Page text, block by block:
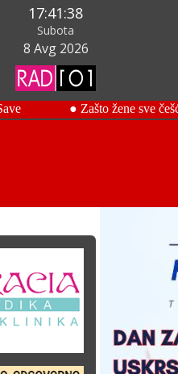
17:41:39
Subota
8 Avg 2026